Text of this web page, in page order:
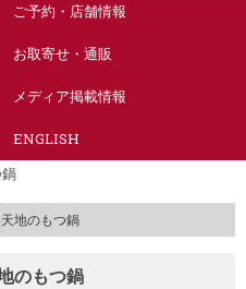
ご予約・店舗情報
お取寄せ・通販
メディア掲載情報
ENGLISH
地のもつ鍋
のもつ鍋